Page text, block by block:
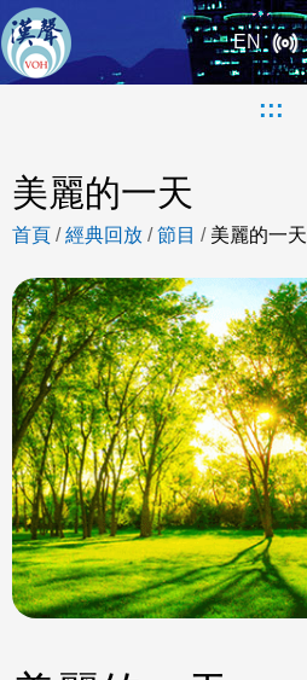
EN
:::
美麗的一天
首頁 /經典回放 /節目 / 美麗的一天